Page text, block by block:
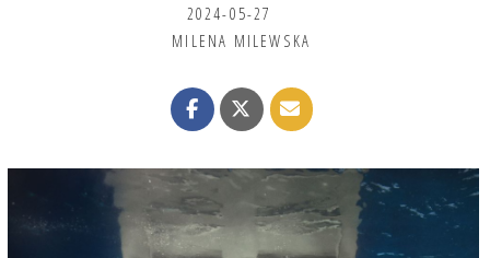
2024-05-27
MILENA MILEWSKA